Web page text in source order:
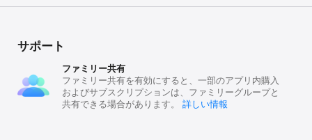
サポート
ファミリー共有
ファミリー共有を有効にすると、一部のアプリ内購入
およびサブスクリプションは、ファミリーグループと
共有できる場合があります。 詳しい情報